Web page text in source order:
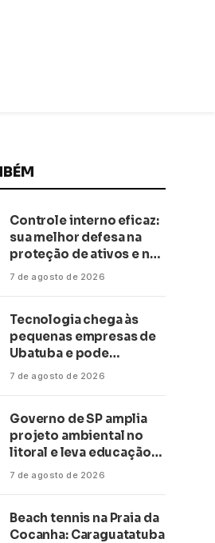
Controle interno eficaz:
sua melhor defesa na
proteção de ativos e na
saúde financeira!
7 de agosto de 2026
Tecnologia chega às
pequenas empresas de
Ubatuba e pode
transformar negócios
7 de agosto de 2026
Governo de SP amplia
projeto ambiental no
litoral e leva educação
climática a escolas de 16
7 de agosto de 2026
Beach tennis na Praia da
Cocanha: Caraguatatuba